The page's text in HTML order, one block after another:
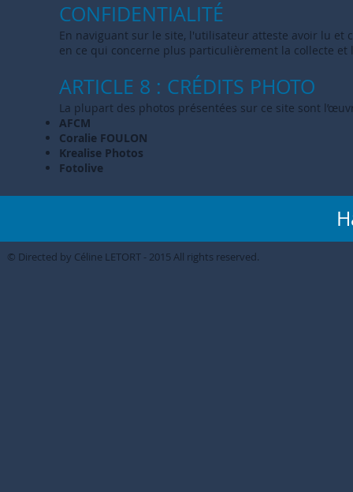
CONFIDENTIALITÉ
En naviguant sur le site, l'utilisateur atteste avoir lu
en ce qui concerne plus particulièrement la collecte
ARTICLE 8 : CRÉDITS PHOTO
La plupart des photos présentées sur ce site sont
AFCM
Coralie FOULON
Krealise Photos
Fotolive
© Directed by Céline LETORT - 2015 All rights reserved.